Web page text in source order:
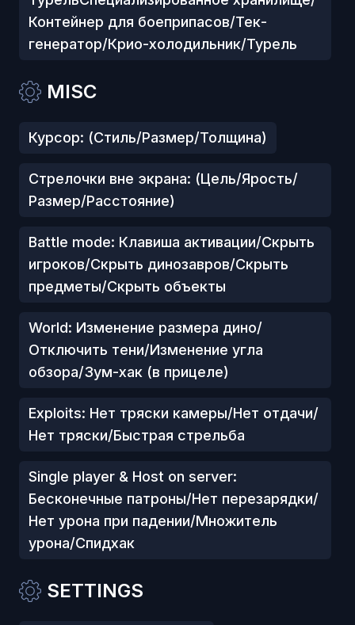
Контейнер для боеприпасов/Тек-
генератор/Крио-холодильник/Турель
MISC
Курсор: (Стиль/Размер/Толщина)
Стрелочки вне экрана: (Цель/Ярость/
Размер/Расстояние)
Battle mode: Клавиша активации/Скрыть
игроков/Скрыть динозавров/Скрыть
предметы/Скрыть объекты
World: Изменение размера дино/
Отключить тени/Изменение угла
обзора/Зум-хак (в прицеле)
Exploits: Нет тряски камеры/Нет отдачи/
Нет тряски/Быстрая стрельба
Single player & Host on server:
Бесконечные патроны/Нет перезарядки/
Нет урона при падении/Множитель
урона/Спидхак
SETTINGS